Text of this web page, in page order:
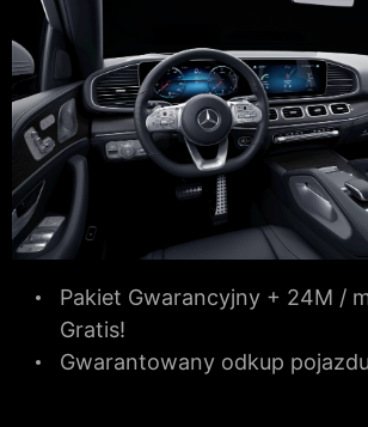
Pakiet Gwarancyjny + 24M /
Gratis!
Gwarantowany odkup pojazdu